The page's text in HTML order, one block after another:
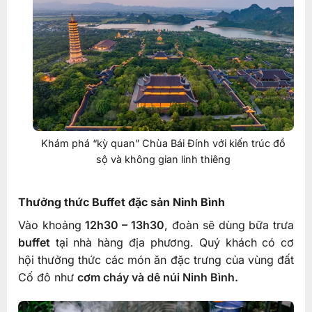
Khám phá “kỳ quan” Chùa Bái Đính với kiến trúc đồ
sộ và không gian linh thiêng
Thưởng thức Buffet đặc sản Ninh Bình
Vào khoảng12h30 – 13h30, đoàn sẽ dùng bữa trưa
buffet tại nhà hàng địa phương. Quý khách có cơ
hội thưởng thức các món ăn đặc trưng của vùng đất
Cố đô như cơm cháy và dê núi Ninh Bình.